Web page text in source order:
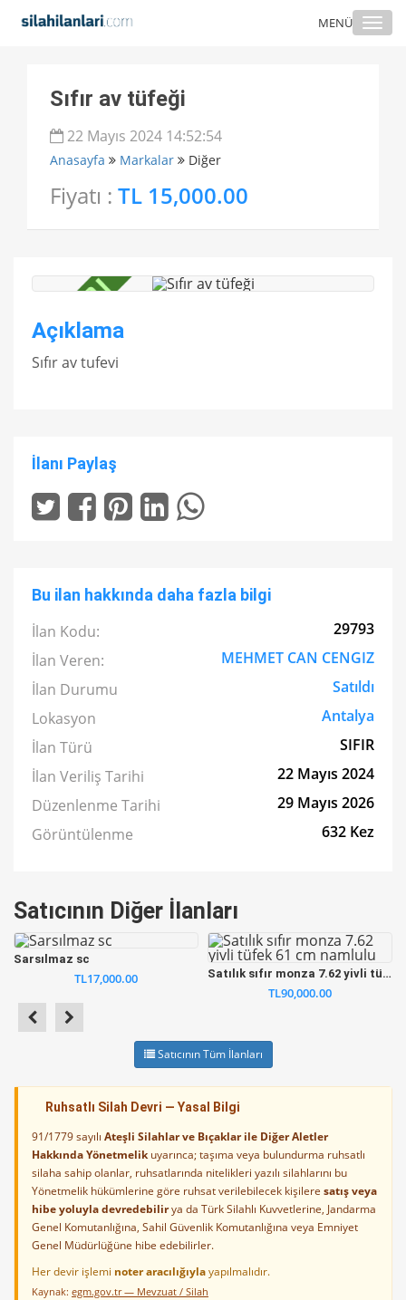
MENÜ
Sıfır av tüfeği
22 Mayıs 2024 14:52:54
Anasayfa Markalar Diğer
Fiyatı : TL 15,000.00
Açıklama
Sıfır av tufevi
İlanı Paylaş
Bu ilan hakkında daha fazla bilgi
İlan Kodu:
29793
İlan Veren:
MEHMET CAN CENGIZ
İlan Durumu
Satıldı
Lokasyon
Antalya
İlan Türü
SIFIR
İlan Veriliş Tarihi
22 Mayıs 2024
Düzenlenme Tarihi
29 Mayıs 2026
Görüntülenme
632 Kez
Satıcının Diğer İlanları
Sarsılmaz sc
TL17,000.00 Satılık sıfır monza 7.62 yivli tüfek 61 cm namlulu
TL90,000.00
Satıcının Tüm İlanları
Ruhsatlı Silah Devri — Yasal Bilgi
91/1779 sayılı Ateşli Silahlar ve Bıçaklar ile Diğer Aletler
Hakkında Yönetmelikuyarınca; taşıma veya bulundurma ruhsatlı
silaha sahip olanlar, ruhsatlarında nitelikleri yazılı silahlarını bu
Yönetmelik hükümlerine göre ruhsat verilebilecek kişilere satış veya
hibe yoluyla devredebilirya da Türk Silahlı Kuvvetlerine, Jandarma
Genel Komutanlığına, Sahil Güvenlik Komutanlığına veya Emniyet
Genel Müdürlüğüne hibe edebilirler.
Her devir işlemi noter aracılığıylayapılmalıdır.
Kaynak: egm.gov.tr — Mevzuat / Silah